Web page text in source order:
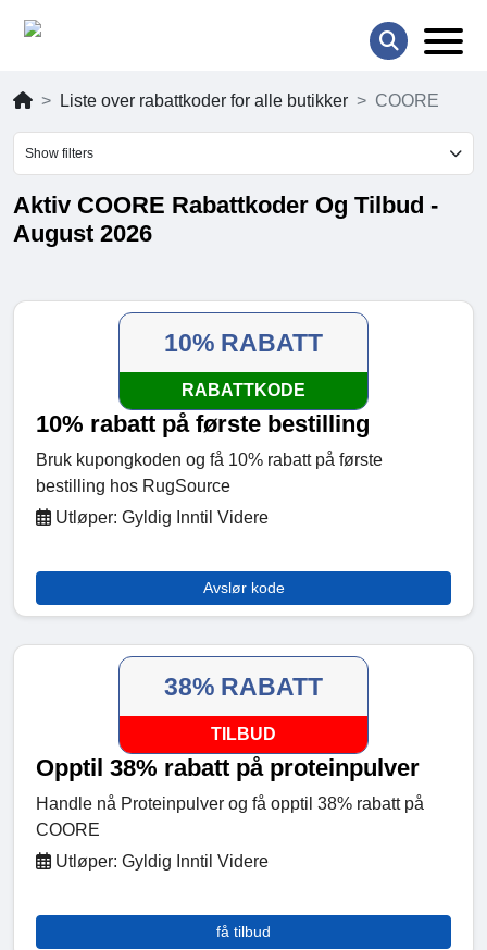
Liste over rabattkoder for alle butikker COORE
Show filters
Aktiv COORE Rabattkoder Og Tilbud -
August 2026
10% RABATT
RABATTKODE
10% rabatt på første bestilling
Bruk kupongkoden og få 10% rabatt på første
bestilling hos RugSource
Utløper: Gyldig Inntil Videre
Avslør kode
38% RABATT
TILBUD
Opptil 38% rabatt på proteinpulver
Handle nå Proteinpulver og få opptil 38% rabatt på
COORE
Utløper: Gyldig Inntil Videre
få tilbud